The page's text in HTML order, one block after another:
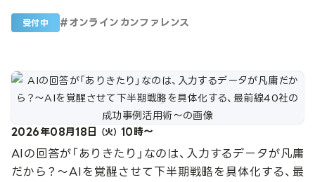
受付中 # オンラインカンファレンス
2026年08月18日 （火） 10時～
AIの回答が「ありきたり」なのは、入力するデータが凡庸
だから？〜AIを覚醒させて下半期戦略を具体化する、最